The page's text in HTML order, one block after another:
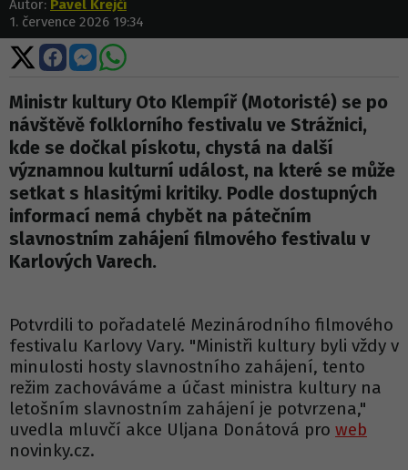
Autor: Pavel Krejčí
1. července 2026 19:34
Sdílet
na
X
Sdílet
na
Facebooku
Sdílet
na
Messengeru
Sdílet
WhatsApp
Ministr kultury Oto Klempíř (Motoristé) se po
návštěvě folklorního festivalu ve Strážnici,
kde se dočkal pískotu, chystá na další
významnou kulturní událost, na které se může
setkat s hlasitými kritiky. Podle dostupných
informací nemá chybět na pátečním
slavnostním zahájení filmového festivalu v
Karlových Varech.
Potvrdili to pořadatelé Mezinárodního filmového
festivalu Karlovy Vary. "Ministři kultury byli vždy v
minulosti hosty slavnostního zahájení, tento
režim zachováváme a účast ministra kultury na
letošním slavnostním zahájení je potvrzena,"
uvedla mluvčí akce Uljana Donátová pro web
novinky.cz.